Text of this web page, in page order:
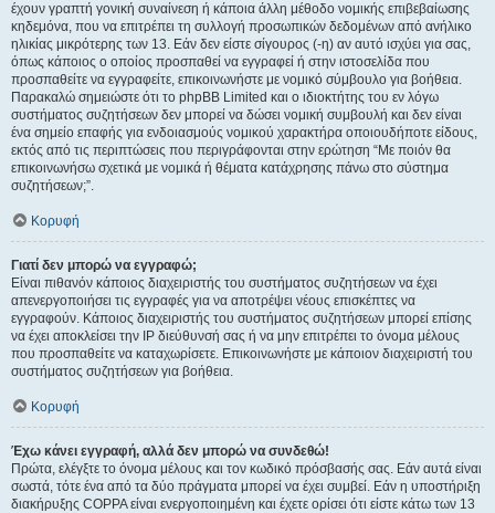
έχουν γραπτή γονική συναίνεση ή κάποια άλλη μέθοδο νομικής επιβεβαίωσης
κηδεμόνα, που να επιτρέπει τη συλλογή προσωπικών δεδομένων από ανήλικο
ηλικίας μικρότερης των 13. Εάν δεν είστε σίγουρος (-η) αν αυτό ισχύει για σας,
όπως κάποιος ο οποίος προσπαθεί να εγγραφεί ή στην ιστοσελίδα που
προσπαθείτε να εγγραφείτε, επικοινωνήστε με νομικό σύμβουλο για βοήθεια.
Παρακαλώ σημειώστε ότι το phpBB Limited και ο ιδιοκτήτης του εν λόγω
συστήματος συζητήσεων δεν μπορεί να δώσει νομική συμβουλή και δεν είναι
ένα σημείο επαφής για ενδοιασμούς νομικού χαρακτήρα οποιουδήποτε είδους,
εκτός από τις περιπτώσεις που περιγράφονται στην ερώτηση “Με ποιόν θα
επικοινωνήσω σχετικά με νομικά ή θέματα κατάχρησης πάνω στο σύστημα
συζητήσεων;”.
Κορυφή
Γιατί δεν μπορώ να εγγραφώ;
Είναι πιθανόν κάποιος διαχειριστής του συστήματος συζητήσεων να έχει
απενεργοποιήσει τις εγγραφές για να αποτρέψει νέους επισκέπτες να
εγγραφούν. Κάποιος διαχειριστής του συστήματος συζητήσεων μπορεί επίσης
να έχει αποκλείσει την IP διεύθυνσή σας ή να μην επιτρέπει το όνομα μέλους
που προσπαθείτε να καταχωρίσετε. Επικοινωνήστε με κάποιον διαχειριστή του
συστήματος συζητήσεων για βοήθεια.
Κορυφή
Έχω κάνει εγγραφή, αλλά δεν μπορώ να συνδεθώ!
Πρώτα, ελέγξτε το όνομα μέλους και τον κωδικό πρόσβασής σας. Εάν αυτά είναι
σωστά, τότε ένα από τα δύο πράγματα μπορεί να έχει συμβεί. Εάν η υποστήριξη
διακήρυξης COPPA είναι ενεργοποιημένη και έχετε ορίσει ότι είστε κάτω των 13